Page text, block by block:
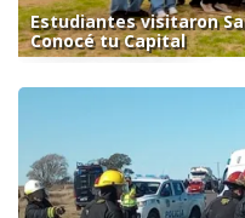
Estudiantes visitaron
Conocé tu Capital